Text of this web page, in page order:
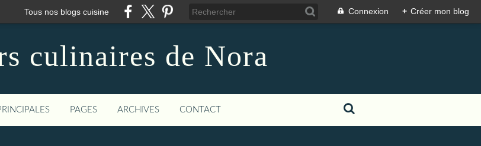
Tous nos blogs cuisine Connexion + Créer mon blog
culinaires de Nora
PAGES ARCHIVES CONTACT